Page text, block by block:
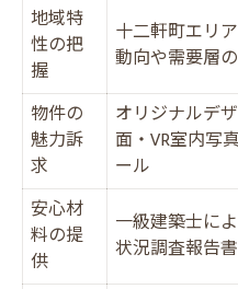
だんらん住宅
高める理由
高額売却を目指
大阪市で評判
め
プレミアム不
覧
高値売却を目指すな
地域特
性の把
握
十二軒町エリ
動向や需要層
物件の
魅力訴
求
オリジナルデ
面・VR室内写
ール
安心材
料の提
供
一級建築士に
状況調査報告